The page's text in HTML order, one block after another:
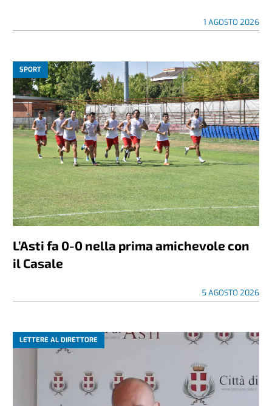
1 AGOSTO 2026
SPORT
L’Asti fa 0-0 nella prima amichevole con
il Casale
5 AGOSTO 2026
LETTERE AL DIRETTORE